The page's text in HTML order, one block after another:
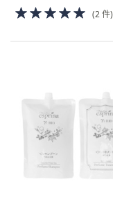
5.0
of
(2 件)